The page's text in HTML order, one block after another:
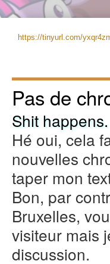
https://tinyurl.com/
Pas de
Shit happens.
Hé oui, cela
nouvelles
taper mon
Bon, par
Bruxelles,
visiteur mais
discussion.